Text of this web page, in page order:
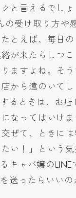
と言えるでしょ
の受け取り方や
とえば、毎日
が来たらしつ
ますよね。そ
から遠のいて
るときは、お
なってはいけ
ぜて、ときに
い！」という
キャバ嬢の
送ったらいい